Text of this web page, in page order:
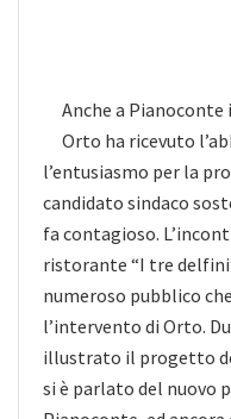
Anche a Pianoconte
Orto ha ricevuto
l’entusiasmo per la
candidato sindaco
fa contagioso.
ristorante “I tre
numeroso pubblico
l’intervento di Orto.
illustrato il progetto
si è parlato del nuovo